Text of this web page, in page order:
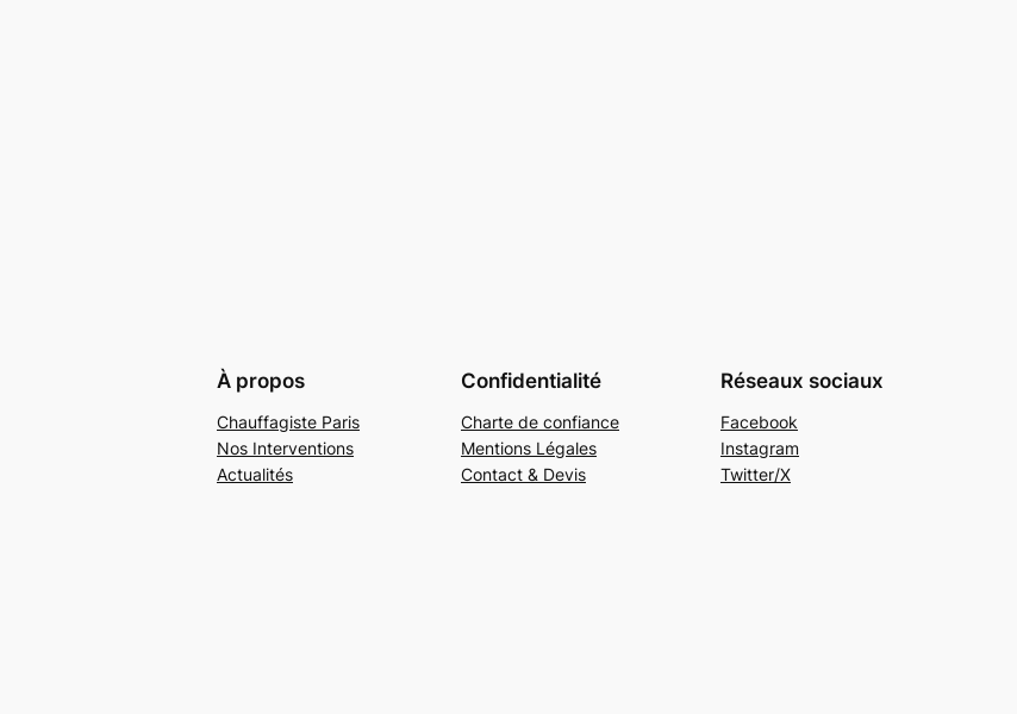
À propos
Chauffagiste Paris
Nos Interventions
Actualités
Confidentialité
Charte de confiance
Mentions Légales
Contact & Devis
Réseaux sociaux
Facebook
Instagram
Twitter/X